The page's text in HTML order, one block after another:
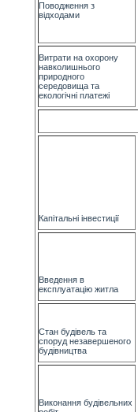
Поводження з
відходами
Витрати на охорону
навколишнього
природного
середовища та
екологічні платежі
Капітальні інвестиції
Введення в
експлуатацію житла
Стан будівель та
споруд незавершеного
будівництва
Виконання будівельних